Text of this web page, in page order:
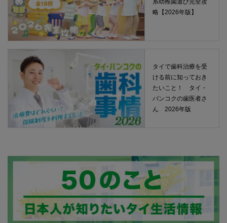
系幼稚園選び完全攻
略【2026年版】
タイで歯科治療を受
ける前に知っておき
たいこと！ タイ・
バンコクの歯医者さ
ん 2026年版